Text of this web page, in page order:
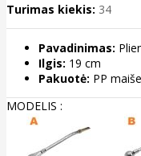
Turimas kiekis: 34
Pavadinimas:
Ilgis: 19 cm
Pakuotė: PP
MODELIS :